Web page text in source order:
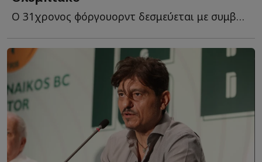
O 31χρονος φόργουορντ δεσμεύεται με συμβόλαιο για ακόμη έ...